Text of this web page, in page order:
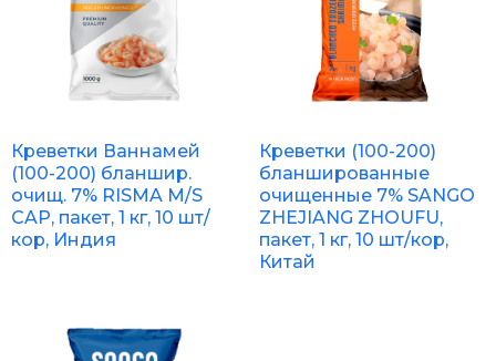
Креветки Ваннамей
(100-200) бланшир.
очищ. 7% RISMA M/S
CAP, пакет, 1 кг, 10 шт/
кор, Индия
Креветки (100-200)
бланшированные
очищенные 7% SANGO
ZHEJIANG ZHOUFU,
пакет, 1 кг, 10 шт/кор,
Китай